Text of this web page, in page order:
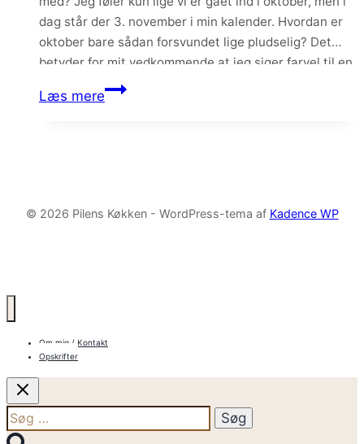
mig
dag står der 3. november i min kalender. Hvordan er
oktober bare sådan forsvundet lige pludselig? Det
betyder for mit vedkommende at jeg siger farvel til en
måned med en masse…
Læs mereMin
© 2026 Pilens Køkken - WordPress-tema af Kadence WP
Om mig / Kontakt
Opskrifter
Søg
efter: